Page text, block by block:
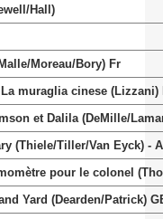
Hall)
Moreau/Bory) Fr
La muraglia cinese (Lizzani)
et Dalila (DeMille/
(Thiele/Tiller/Van Eyck) -
pour le colonel
Yard (Dearden/Patrick)